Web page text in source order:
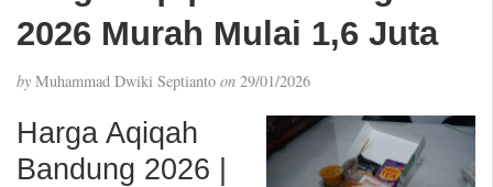
o
2026 Murah Mulai 1,6 Juta
by Muhammad Dwiki Septianto on 29/01/2026
Harga Aqiqah
Bandung 2026 |